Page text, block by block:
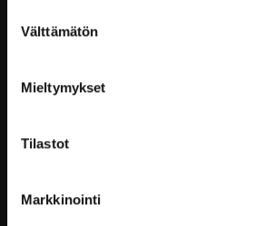
valinta
Välttämätön
Mieltymykset
Tilastot
Markkinointi
Laskutustiedot
EDUKO VERKOSSA